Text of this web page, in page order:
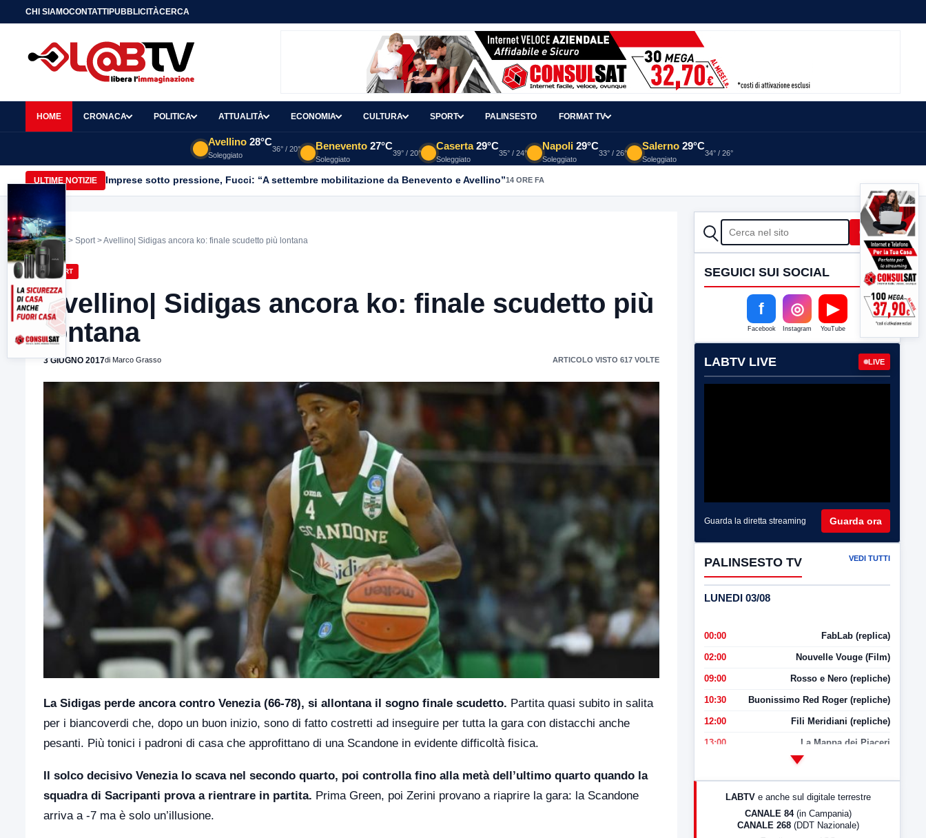
CHI SIAMOCONTATTIPUBBLICITÀCERCA
HOME CRONACA POLITICA ATTUALITÀ ECONOMIA CULTURA SPORT PALINSESTO FORMAT TV
Avellino 28°C
Soleggiato
36° / 20° Benevento 27°C
Soleggiato
39° / 20°
Caserta 29°C
Soleggiato
35° / 24°
Napoli 29°C
Soleggiato
33° / 26°
Salerno 29°C
Soleggiato
34° / 26°
ULTIME NOTIZIE Imprese sotto pressione, Fucci: “A settembre mobilitazione da Benevento e Avellino”14 ORE FA
Home > Sport> Avellino| Sidigas ancora ko: finale scudetto più lontana
SPORT
Avellino| Sidigas ancora ko: finale scudetto più
lontana
3 GIUGNO 2017di Marco Grasso ARTICOLO VISTO 617 VOLTE
La Sidigas perde ancora contro Venezia (66-78), si allontana il sogno finale scudetto. Partita quasi subito in salita
per i biancoverdi che, dopo un buon inizio, sono di fatto costretti ad inseguire per tutta la gara con distacchi anche
pesanti. Più tonici i padroni di casa che approfittano di una Scandone in evidente difficoltà fisica.
Il solco decisivo Venezia lo scava nel secondo quarto, poi controlla fino alla metà dell’ultimo quarto quando la
squadra di Sacripanti prova a rientrare in partita. Prima Green, poi Zerini provano a riaprire la gara: la Scandone
arriva a -7 ma è solo un’illusione.
CERCA Cerca
SEGUICI SUI SOCIAL
f
Facebook
◎
Instagram
▶
YouTube
LABTV LIVE LIVE
Guarda la diretta streaming Guarda ora
PALINSESTO TV VEDI TUTTI
LUNEDI 03/08
00:00 FabLab (replica)
02:00 Nouvelle Vouge (Film)
09:00 Rosso e Nero (repliche)
10:30 Buonissimo Red Roger (repliche)
12:00 Fili Meridiani (repliche)
13:00 La Mappa dei Piaceri
LabNews (Diretta)
LABTV e anche sul digitale terrestre
CANALE 84 (in Campania)
CANALE 268 (DDT Nazionale)